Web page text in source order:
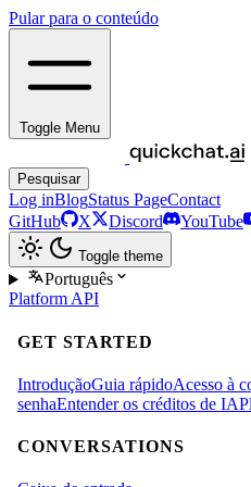
Pular para o conteúdo
Toggle Menu
Pesquisar
Log inBlogStatus PageContact
GitHub
X Discord YouTube
Toggle theme
Português
Platform API
GET STARTED
IntroduçãoGuia rápidoAcesso à
senhaEntender os créditos de IA
CONVERSATIONS